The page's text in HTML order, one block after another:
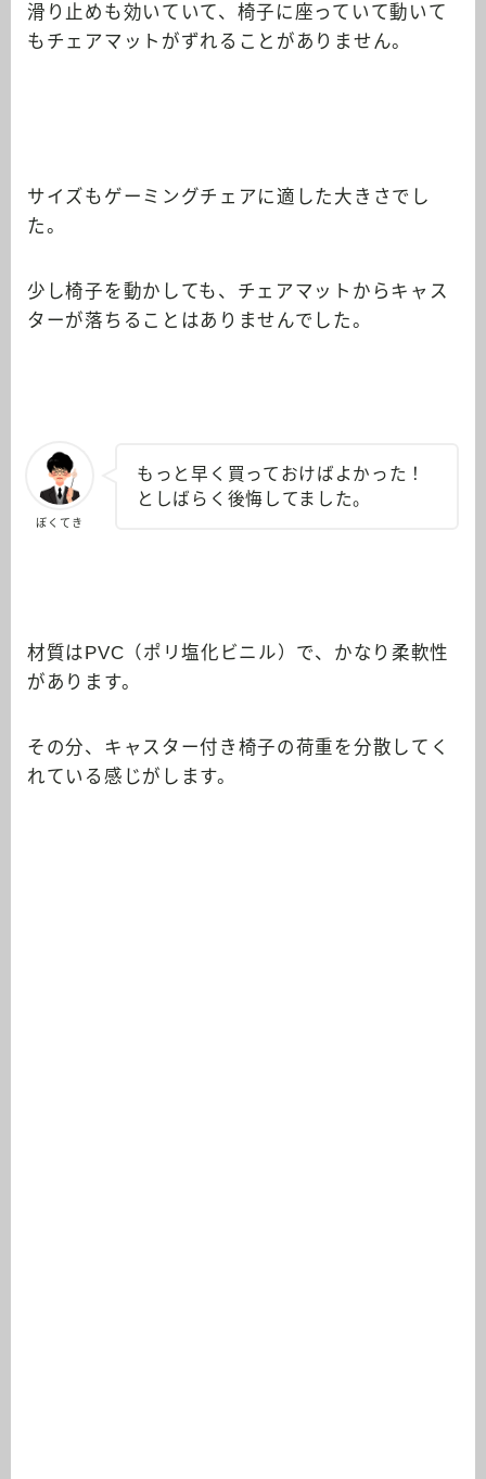
滑り止めも効いていて、椅子に座っていて動いて
もチェアマットがずれることがありません。
サイズもゲーミングチェアに適した大きさでし
た。
少し椅子を動かしても、チェアマットからキャス
ターが落ちることはありませんでした。
ぼくてき
もっと早く買っておけばよかった！
としばらく後悔してました。
材質はPVC（ポリ塩化ビニル）で、かなり柔軟性
があります。
その分、キャスター付き椅子の荷重を分散してく
れている感じがします。